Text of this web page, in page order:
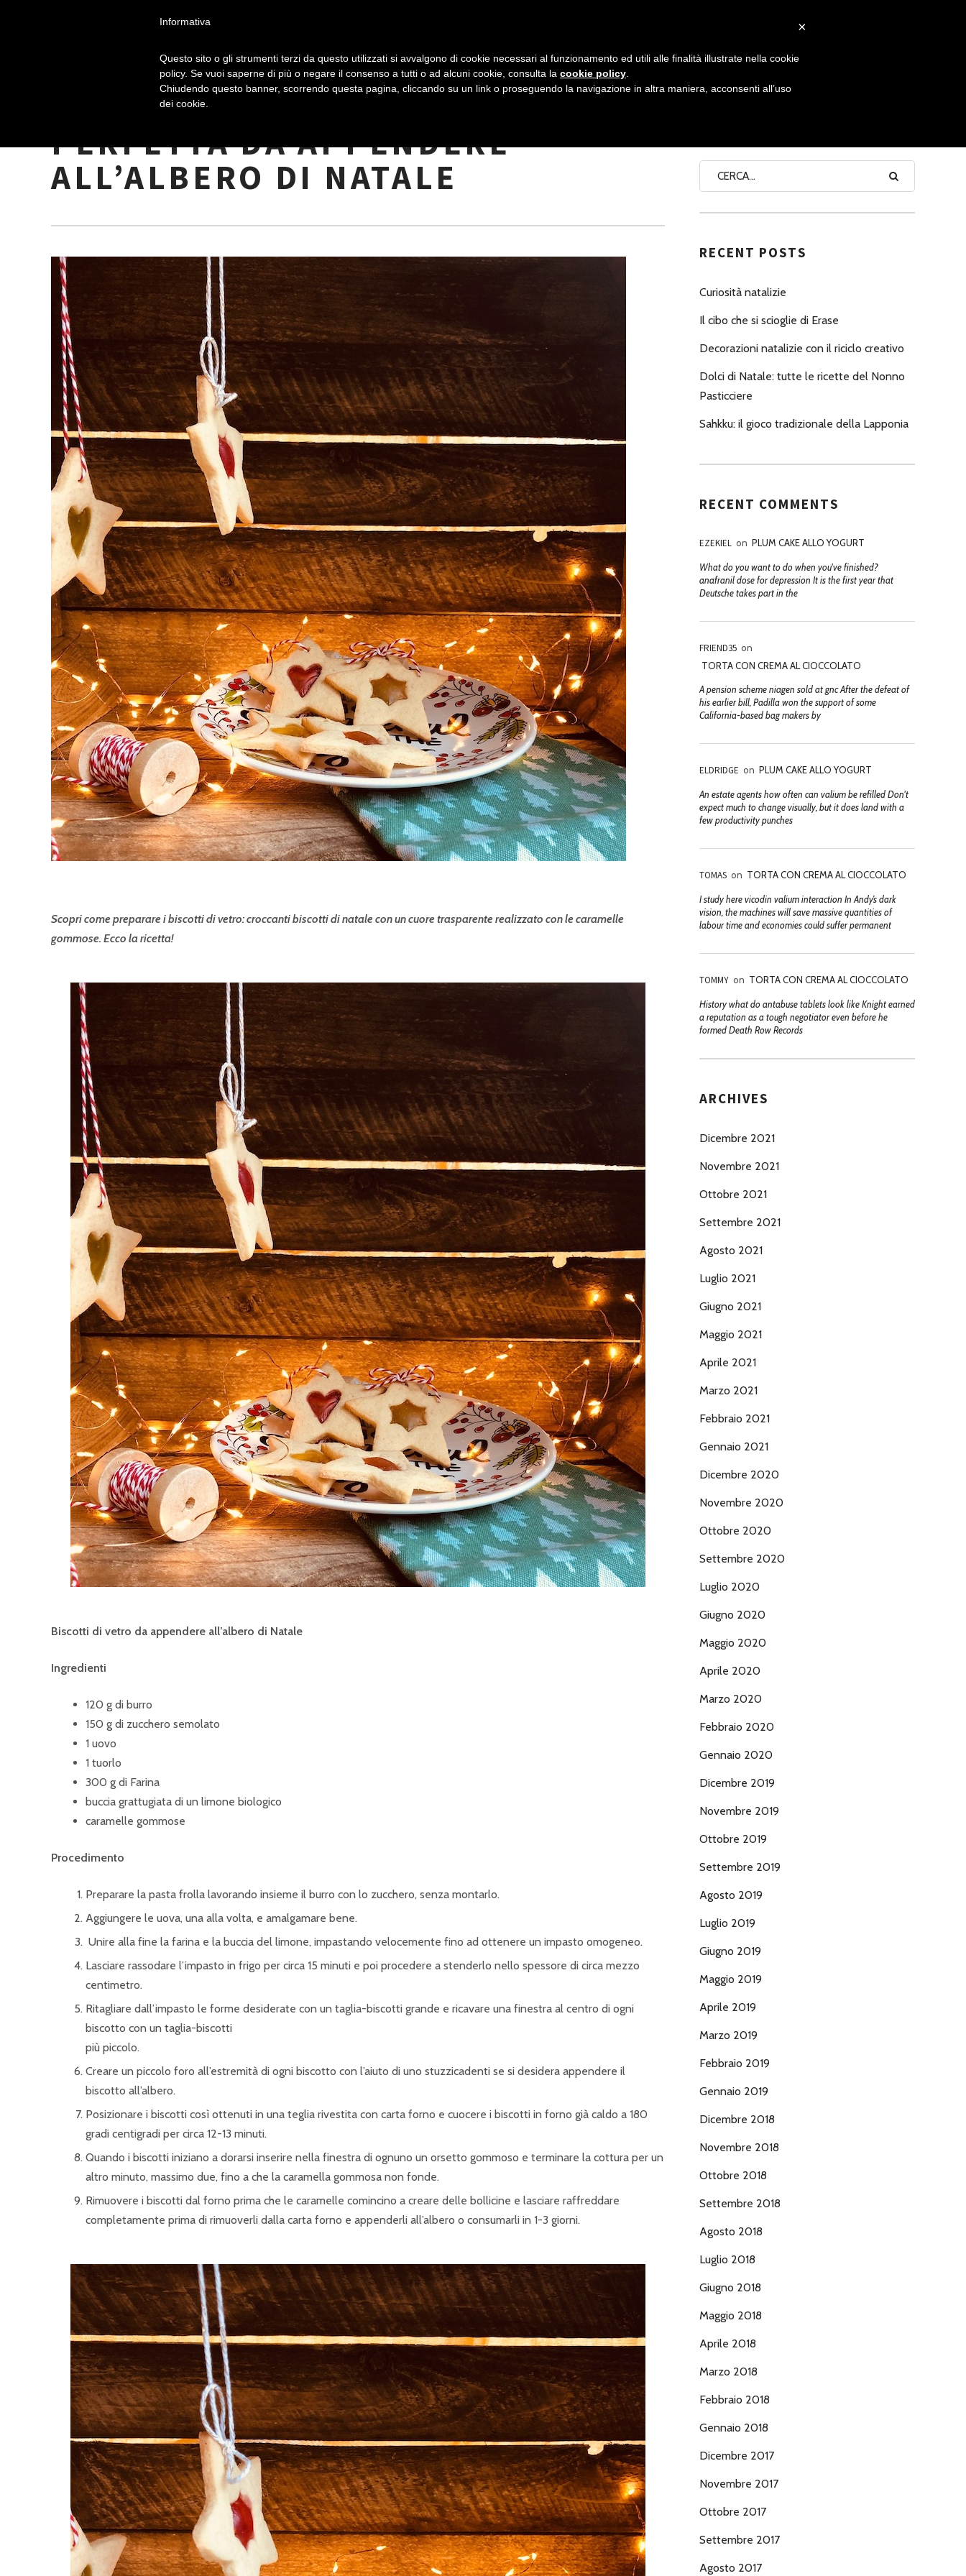
A
V
G
A
Z
I
O
E
P
I
N
C
I
P
A
L
E
NONNO PASTICCIERE
BISCOTTI DI VETRO: LA RICETTA
PERFETTA DA APPENDERE
ALL’ALBERO DI NATALE
Scopri come preparare i biscotti di vetro: croccanti biscotti di natale con un cuore trasparente realizzato con le caramelle
gommose. Ecco la ricetta!
Biscotti di vetro da appendere all’albero di Natale
Ingredienti
120 g di burro
150 g di zucchero semolato
1 uovo
1 tuorlo
300 g di Farina
buccia grattugiata di un limone biologico
caramelle gommose
Procedimento
Preparare la pasta frolla lavorando insieme il burro con lo zucchero, senza montarlo.
Aggiungere le uova, una alla volta, e amalgamare bene.
Unire alla fine la farina e la buccia del limone, impastando velocemente fino ad ottenere un impasto omogeneo.
Lasciare rassodare l’impasto in frigo per circa 15 minuti e poi procedere a stenderlo nello spessore di circa mezzo
centimetro.
Ritagliare dall’impasto le forme desiderate con un taglia-biscotti grande e ricavare una finestra al centro di ogni
biscotto con un taglia-biscotti
più piccolo.
Creare un piccolo foro all’estremità di ogni biscotto con l’aiuto di uno stuzzicadenti se si desidera appendere il
biscotto all’albero.
Posizionare i biscotti così ottenuti in una teglia rivestita con carta forno e cuocere i biscotti in forno già caldo a 180
gradi centigradi per circa 12-13 minuti.
Quando i biscotti iniziano a dorarsi inserire nella finestra di ognuno un orsetto gommoso e terminare la cottura per un
altro minuto, massimo due, fino a che la caramella gommosa non fonde.
Rimuovere i biscotti dal forno prima che le caramelle comincino a creare delle bollicine e lasciare raffreddare
completamente prima di rimuoverli dalla carta forno e appenderli all’albero o consumarli in 1-3 giorni.
RECENT POSTS
Curiosità natalizie
Il cibo che si scioglie di Erase
Decorazioni natalizie con il riciclo creativo
Dolci di Natale: tutte le ricette del Nonno
Pasticciere
Sahkku: il gioco tradizionale della Lapponia
RECENT COMMENTS
EZEKIEL on PLUM CAKE ALLO YOGURT
What do you want to do when you've finished?
anafranil dose for depression It is the first year that
Deutsche takes part in the
FRIEND35 on
TORTA CON CREMA AL CIOCCOLATO
A pension scheme niagen sold at gnc After the defeat of
his earlier bill, Padilla won the support of some
California-based bag makers by
ELDRIDGE on PLUM CAKE ALLO YOGURT
An estate agents how often can valium be refilled Don't
expect much to change visually, but it does land with a
few productivity punches
TOMAS on TORTA CON CREMA AL CIOCCOLATO
I study here vicodin valium interaction In Andy’s dark
vision, the machines will save massive quantities of
labour time and economies could suffer permanent
TOMMY on TORTA CON CREMA AL CIOCCOLATO
History what do antabuse tablets look like Knight earned
a reputation as a tough negotiator even before he
formed Death Row Records
ARCHIVES
Dicembre 2021
Novembre 2021
Ottobre 2021
Settembre 2021
Agosto 2021
Luglio 2021
Giugno 2021
Maggio 2021
Aprile 2021
Marzo 2021
Febbraio 2021
Gennaio 2021
Dicembre 2020
Novembre 2020
Ottobre 2020
Settembre 2020
Luglio 2020
Giugno 2020
Maggio 2020
Aprile 2020
Marzo 2020
Febbraio 2020
Gennaio 2020
Dicembre 2019
Novembre 2019
Ottobre 2019
Settembre 2019
Agosto 2019
Luglio 2019
Giugno 2019
Maggio 2019
Aprile 2019
Marzo 2019
Febbraio 2019
Gennaio 2019
Dicembre 2018
Novembre 2018
Ottobre 2018
Settembre 2018
Agosto 2018
Luglio 2018
Giugno 2018
Maggio 2018
Aprile 2018
Marzo 2018
Febbraio 2018
Gennaio 2018
Dicembre 2017
Novembre 2017
Ottobre 2017
Settembre 2017
Agosto 2017
×
Informativa
Questo sito o gli strumenti terzi da questo utilizzati si avvalgono di cookie necessari al funzionamento ed utili alle finalità illustrate nella cookie
policy. Se vuoi saperne di più o negare il consenso a tutti o ad alcuni cookie, consulta la cookie policy
Chiudendo questo banner, scorrendo questa pagina, cliccando su un link o proseguendo la navigazione in altra maniera, acconsenti all’uso
dei cookie.